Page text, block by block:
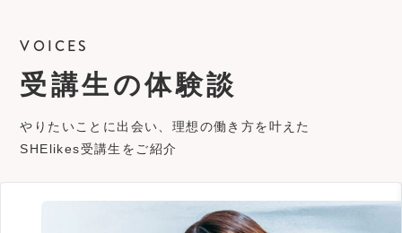
VOICES
受講生の体験談
やりたいことに出会い、理想の働き方を叶えた
SHElikes受講生をご紹介